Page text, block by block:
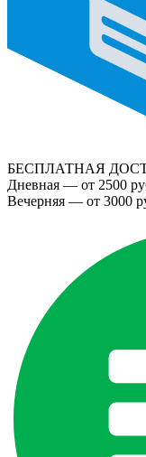
БЕСПЛАТНАЯ
Дневная — от 2500
Вечерняя — от 3000